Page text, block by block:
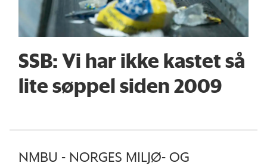
SSB: Vi har ikke kastet så
lite søppel siden 2009
NMBU - NORGES MILJØ- OG